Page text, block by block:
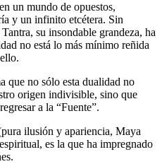
un mundo de opuestos,
y un infinito etcétera. Sin
su insondable grandeza, ha
no está lo más mínimo reñida
que no sólo esta dualidad no
origen indivisible, sino que
a la “Fuente”.
ilusión y apariencia, Maya
es la que ha impregnado